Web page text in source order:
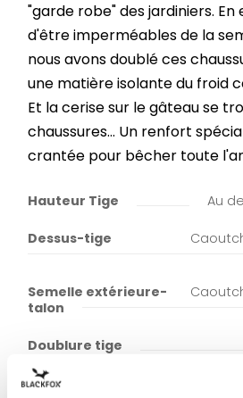
"garde robe" des jardiniers. En
d'être imperméables de la
nous avons doublé ces
une matière isolante du froid
Et la cerise sur le gâteau se
chaussures... Un renfort
crantée pour bêcher toute
Hauteur Tige Au
Dessus-tige
Semelle extérieure-
talon
Doublure tige